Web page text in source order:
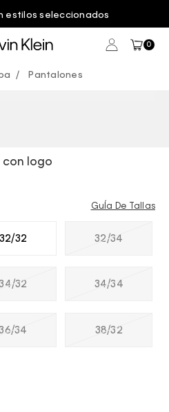
estilos seleccionados
0
Pantalones
con logo
32/32 32/34
32 34/34
34 38/32
GuÍa De Tallas